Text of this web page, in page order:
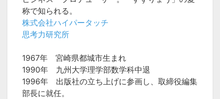
称で知られる。
株式会社ハイパータッチ
思考力研究所
1967年 宮崎県都城市生まれ
1990年 九州大学理学部数学科中退
1996年 出版社の立ち上げに参画し、取締役編集
部長に就任。